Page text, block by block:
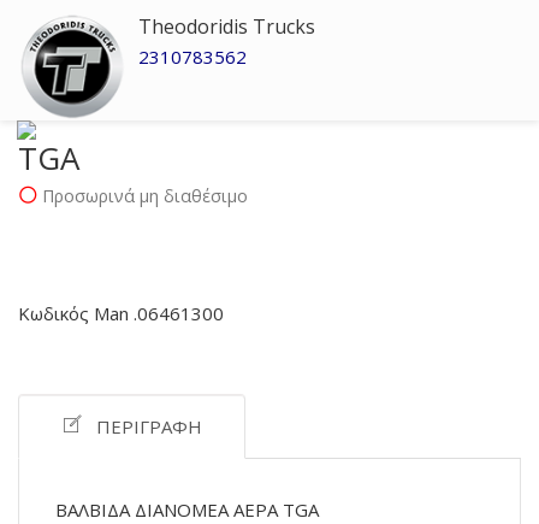
Theodoridis Trucks
2310783562
TGA
Προσωρινά μη διαθέσιμο
Κωδικός Man .06461300
ΠΕΡΙΓΡΑΦΉ
ΒΑΛΒΙΔΑ ΔΙΑΝΟΜΕΑ ΑΕΡΑ TGA